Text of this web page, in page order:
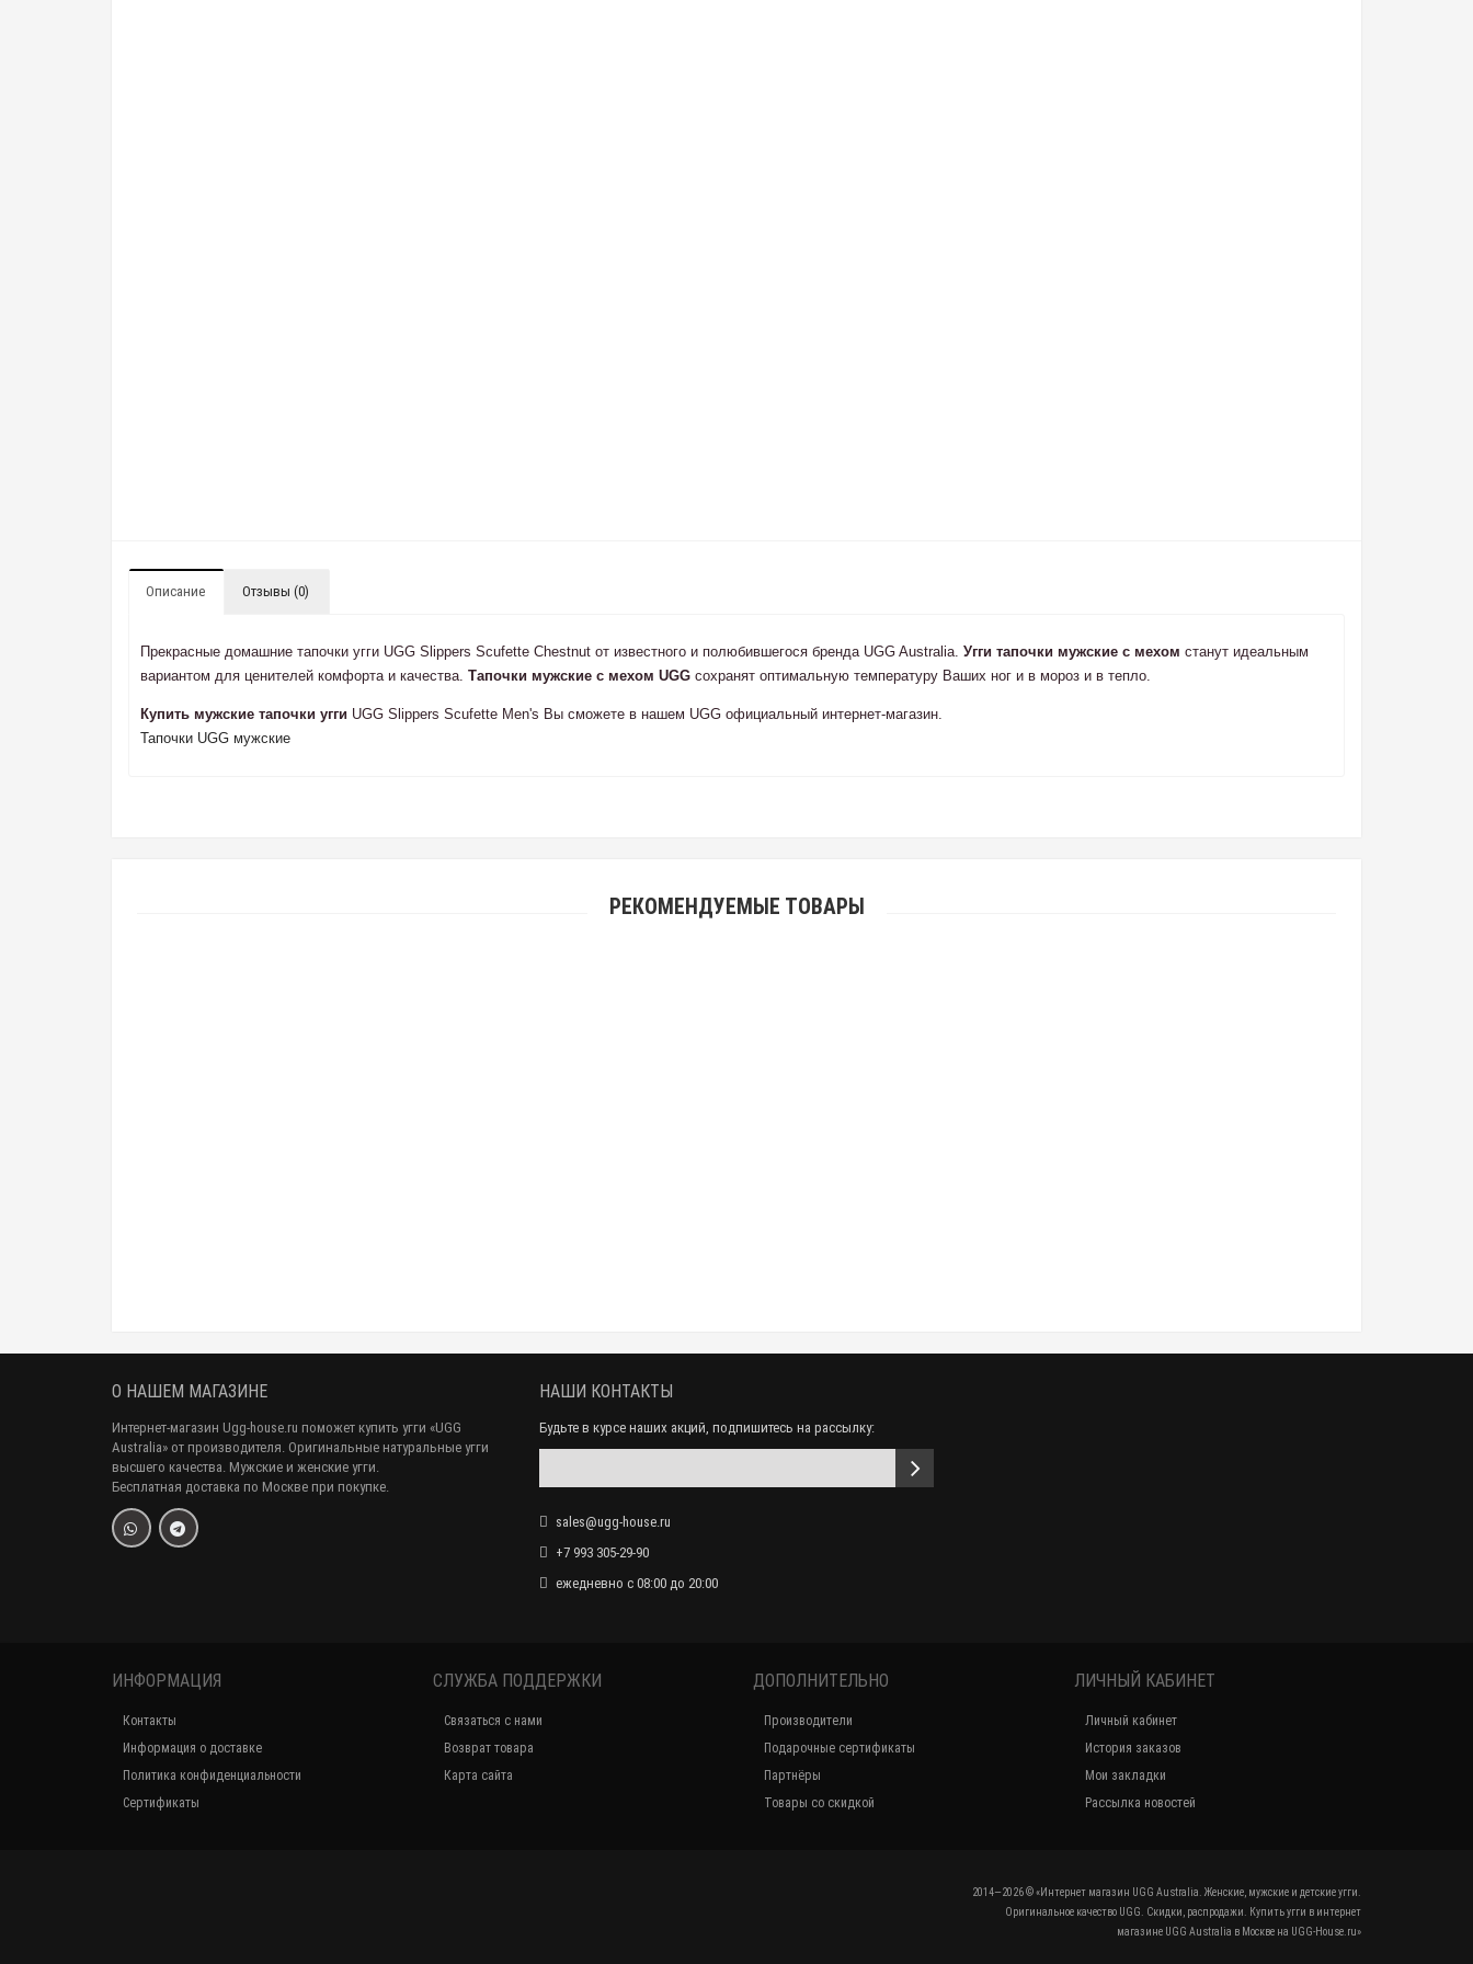
Описание Отзывы (0)
Прекрасные домашние тапочки угги UGG Slippers Scufette Chestnut от известного и полюбившегося бренда UGG Australia. Угги тапочки мужские с мехом станут идеальным
вариантом для ценителей комфорта и качества. Тапочки мужские с мехом UGG сохранят оптимальную температуру Ваших ног и в мороз и в тепло.
Купить мужские тапочки угги UGG Slippers Scufette Men's Вы сможете в нашем UGG официальный интернет-магазин.
Тапочки UGG мужские
РЕКОМЕНДУЕМЫЕ ТОВАРЫ
Мужские UGG Slippers Scuff Romeo II - Chestnut
Закончился
О НАШЕМ МАГАЗИНЕ
Интернет-магазин Ugg-house.ru поможет купить угги «UGG
Australia» от производителя. Оригинальные натуральные угги
высшего качества. Мужские и женские угги.
Бесплатная доставка по Москве при покупке.
НАШИ КОНТАКТЫ
Будьте в курсе наших акций, подпишитесь на рассылку:
sales@ugg-house.ru
+7 993 305-29-90
ежедневно с 08:00 до 20:00
ИНФОРМАЦИЯ
Контакты
Информация о доставке
Политика конфиденциальности
Сертификаты
СЛУЖБА ПОДДЕРЖКИ
Связаться с нами
Возврат товара
Карта сайта
ДОПОЛНИТЕЛЬНО
Производители
Подарочные сертификаты
Партнёры
Товары со скидкой
ЛИЧНЫЙ КАБИНЕТ
Личный кабинет
История заказов
Мои закладки
Рассылка новостей
2014—2026 © «Интернет магазин UGG Australia. Женские, мужские и детские угги.
Оригинальное качество UGG. Скидки, распродажи. Купить угги в интернет
магазине UGG Australia в Москве на UGG-House.ru»